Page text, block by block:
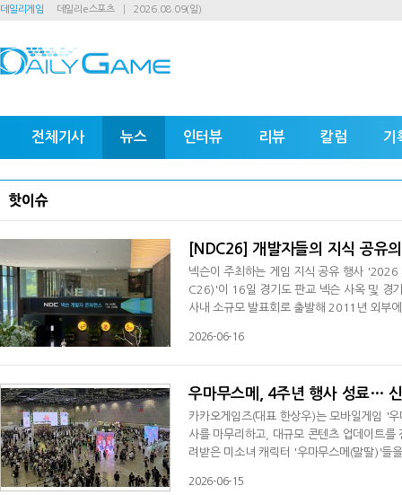
데일리게임 데일리e스포츠 2026.08.09(일)
전체기사 뉴스 인터뷰 리뷰 칼럼 기
핫이슈
[NDC26] 개발자들의 지식 공유
넥슨이 주최하는 게임 지식 공유 행사 '2026 넥슨 개발자 컨퍼런스(2026 Nexon Developers Conference, 이하 ND
C26)'이 16일 경기도 판교 넥슨 사옥 및 경
사내 소규모 발표회로 출발해 2011년 외부
참관객 7600여 명, 온라인 생중계 누적 조
2026-06-16
우마무스메, 4주년 행사 성료…
카카오게임즈(대표 한상우)는 모바일게임 '
사를 마무리하고, 대규모 콘텐츠 업데이트
려받은 미소녀 캐릭터 '우마무스메(말딸)'들
지난 13일 일산 킨텍스 제2전시장에서 열
2026-06-15